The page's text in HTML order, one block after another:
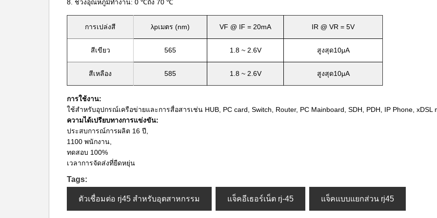
8. ช่วงอุณหภูมิทำงาน: 0 ℃ถึง 70 ℃
การเปล่งสี λpเมตร (nm) VF @ IF = 20mA IR @ VR = 5V
สีเขียว 565 1.8 ~ 2.6V สูงสุด10μA
สีเหลือง 585 1.8 ~ 2.6V สูงสุด10μA
การใช้งาน:
ใช้สำหรับอุปกรณ์เครือข่ายและการสื่อสารเช่น HUB, PC card, Switch, Router, PC Mainboard, SDH, PDH, IP Phone, xDSL
ความได้เปรียบทางการแข่งขัน:
ประสบการณ์การผลิต 16 ปี,
1100 พนักงาน,
ทดสอบ 100%
เวลาการจัดส่งที่ยืดหยุ่น
Tags:
ตัวเชื่อมต่อ rj45 สำหรับอุตสาหกรรม แจ็คอีเธอร์เน็ต rj-45 แจ็คแบบแยกส่วน rj45